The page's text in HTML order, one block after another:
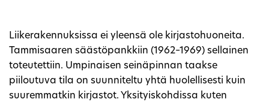
Liikerakennuksissa ei yleensä ole kirjastohuoneita.
Tammisaaren säästöpankkiin (1962–1969) sellainen
toteutettiin. Umpinaisen seinäpinnan taakse
piiloutuva tila on suunniteltu yhtä huolellisesti kuin
suuremmatkin kirjastot. Yksityiskohdissa kuten